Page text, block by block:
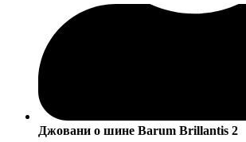
Джовани о шине Barum Brillantis 2